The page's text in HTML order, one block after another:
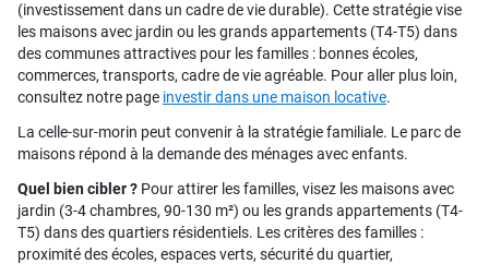
(investissement dans un cadre de vie durable). Cette stratégie vise
les maisons avec jardin ou les grands appartements (T4-T5) dans
des communes attractives pour les familles : bonnes écoles,
commerces, transports, cadre de vie agréable. Pour aller plus loin,
consultez notre page investir dans une maison locative.
La celle-sur-morin peut convenir à la stratégie familiale. Le parc de
maisons répond à la demande des ménages avec enfants.
Quel bien cibler ? Pour attirer les familles, visez les maisons avec
jardin (3-4 chambres, 90-130 m²) ou les grands appartements (T4-
T5) dans des quartiers résidentiels. Les critères des familles :
proximité des écoles, espaces verts, sécurité du quartier,